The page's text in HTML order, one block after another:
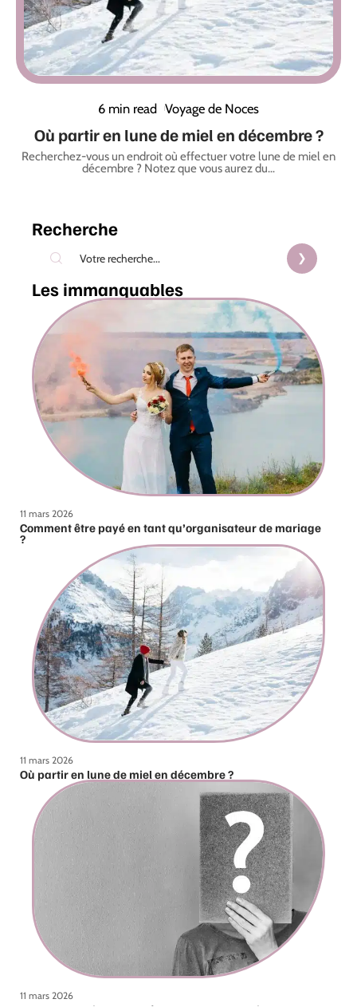
6 min read Voyage de Noces
Où partir en lune de miel en décembre ?
Recherchez-vous un endroit où effectuer votre lune de miel en
décembre ? Notez que vous aurez du…
Recherche
Les immanquables
11 mars 2026
Comment être payé en tant qu’organisateur de mariage
?
11 mars 2026
Où partir en lune de miel en décembre ?
11 mars 2026